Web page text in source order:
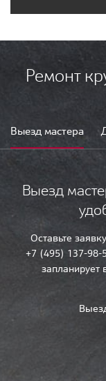
Ремонт
Выезд мастера
Выезд
Оставьте
+7 (495) 137-98-
запланирует